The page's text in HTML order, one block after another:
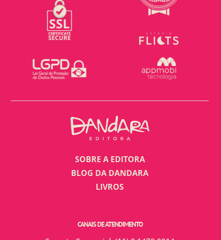
SOBRE A EDITORA
BLOG DA DANDARA
LIVROS
CANAIS DE ATENDIMENTO